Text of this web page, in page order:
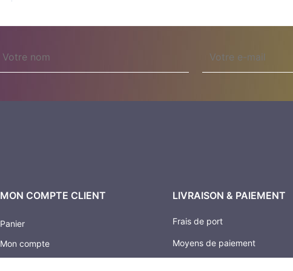
MON COMPTE CLIENT
Panier
Mon compte
LIVRAISON & PAIEMENT
Frais de port
Moyens de paiement